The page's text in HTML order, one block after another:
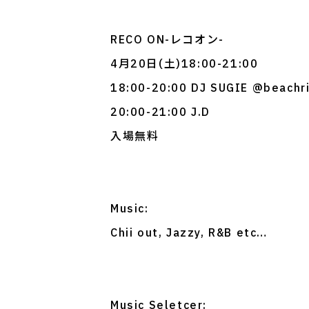
RECO ON-レコオン-
4月20日(土)18:00-21:00
18:00-20:00 DJ SUGIE
20:00-21:00 J.D
入場無料
Music:
Chii out, Jazzy, R&B etc…
Music Seletcer: